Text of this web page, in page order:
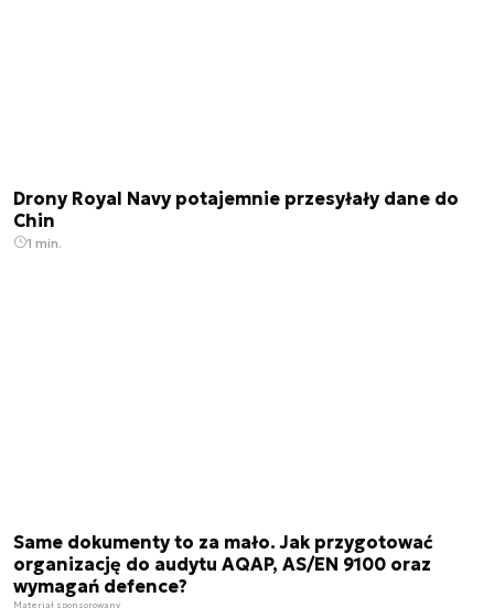
Drony Royal Navy potajemnie przesyłały dane do
Chin
1 min.
Same dokumenty to za mało. Jak przygotować
organizację do audytu AQAP, AS/EN 9100 oraz
wymagań defence?
Materiał sponsorowany